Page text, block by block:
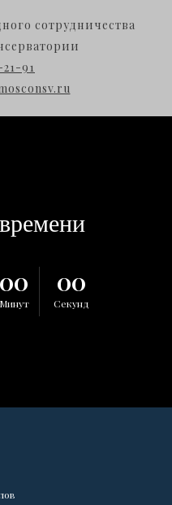
сотрудничества
91
00
Минут
00
Секунд